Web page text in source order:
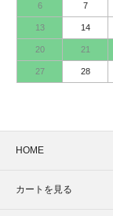
6 7
13 14
20 21
27 28
HOME
カートを見る